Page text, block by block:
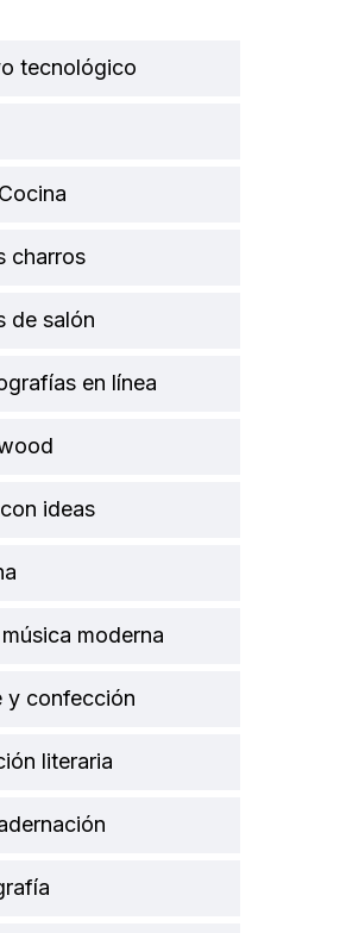
tecnológico
charros
de salón
en línea
ideas
moderna
y confección
literaria